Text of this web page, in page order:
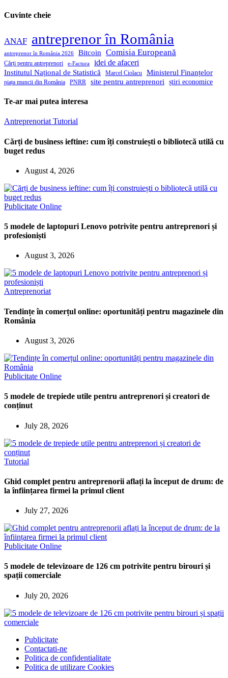
Cuvinte cheie
ANAF antreprenor în România
antreprenor în România 2026 Bitcoin Comisia Europeană
Cărți pentru antreprenori e-Factura idei de afaceri
Institutul Național de Statistică Marcel Ciolacu Ministerul Finanțelor
piața muncii din România PNRR site pentru antreprenori știri economice
Te-ar mai putea interesa
AntreprenoriatTutorial
Cărți de business ieftine: cum îți construiești o bibliotecă utilă cu
buget redus
August 4, 2026
Publicitate Online
5 modele de laptopuri Lenovo potrivite pentru antreprenori și
profesioniști
August 3, 2026
Antreprenoriat
Tendințe în comerțul online: oportunități pentru magazinele din
România
August 3, 2026
Publicitate Online
5 modele de trepiede utile pentru antreprenori și creatori de
conținut
July 28, 2026
Tutorial
Ghid complet pentru antreprenorii aflați la început de drum: de
la înființarea firmei la primul client
July 27, 2026
Publicitate Online
5 modele de televizoare de 126 cm potrivite pentru birouri și
spații comerciale
July 20, 2026
Publicitate
Contactati-ne
Politica de confidentialitate
Politica de utilizare Cookies